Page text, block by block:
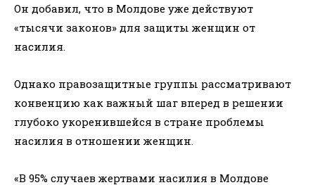
Он добавил, что в Молдове уже действуют
«тысячи законов» для защиты женщин от
насилия.
Однако правозащитные группы рассматривают
конвенцию как важный шаг вперед в решении
глубоко укоренившейся в стране проблемы
насилия в отношении женщин.
«В 95% случаев жертвами насилия в Молдове